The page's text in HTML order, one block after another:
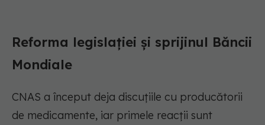
Reforma legislației și sprijinul Băncii
Mondiale
CNAS a început deja discuțiile cu producătorii
de medicamente, iar primele reacții sunt